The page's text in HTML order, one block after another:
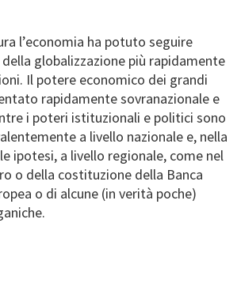
l’economia ha potuto seguire
della globalizzazione più rapidamente
Il potere economico dei grandi
rapidamente sovranazionale e
i poteri istituzionali e politici sono
a livello nazionale e, nella
ipotesi, a livello regionale, come nel
o della costituzione della Banca
o di alcune (in verità poche)